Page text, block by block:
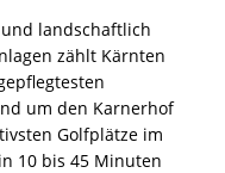
landschaftlich
zählt Kärnten
um den Karnerhof
Golfplätze im
10 bis 45 Minuten